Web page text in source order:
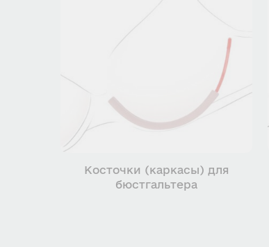
Косточки (каркасы) для
бюстгальтера